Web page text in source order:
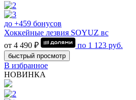
до +459 бонусов
Хоккейные лезвия SOYUZ вс
от 4 490 ₽
по 1 123 руб.
быстрый просмотр
В избранное
НОВИНКА